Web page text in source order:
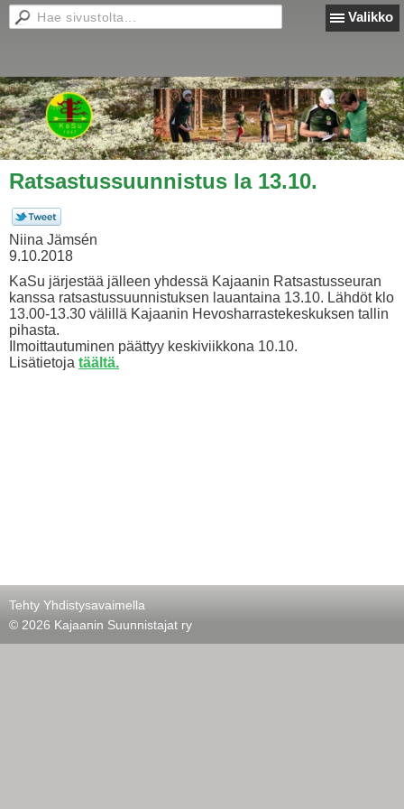
Valikko
Ratsastussuunnistus la 13.10.
Niina Jämsén
9.10.2018
KaSu järjestää jälleen yhdessä Kajaanin Ratsastusseuran
kanssa ratsastussuunnistuksen lauantaina 13.10. Lähdöt klo
13.00-13.30 välillä Kajaanin Hevosharrastekeskuksen tallin
pihasta.
Ilmoittautuminen päättyy keskiviikkona 10.10.
Lisätietoja täältä.
Tehty Yhdistysavaimella
© 2026 Kajaanin Suunnistajat ry